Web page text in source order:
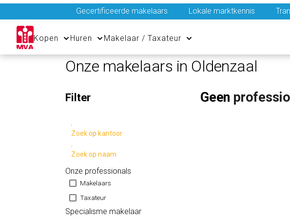
Gecertificeerde makelaars Lokale marktkennis
Kopen Huren Makelaar / Taxateur
Onze makelaars in Oldenzaal
Filter
Zoek op kantoor
Zoek op naam
Onze professionals
Makelaars
Taxateur
Specialisme makelaar
Geen